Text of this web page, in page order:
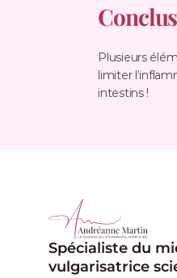
Plusieurs
limiter
intestins !
Spécialiste du
vulgarisatrice